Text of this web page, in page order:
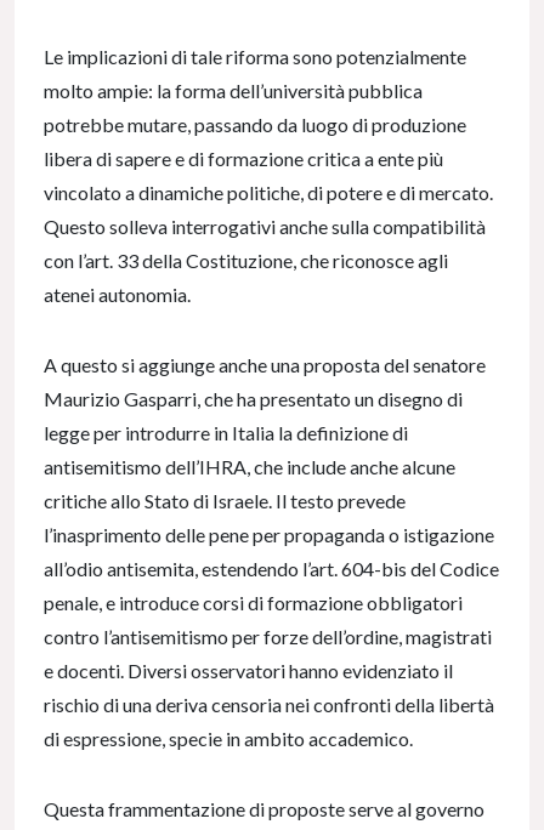
Le implicazioni di tale riforma sono potenzialmente
molto ampie: la forma dell’università pubblica
potrebbe mutare, passando da luogo di produzione
libera di sapere e di formazione critica a ente più
vincolato a dinamiche politiche, di potere e di mercato.
Questo solleva interrogativi anche sulla compatibilità
con l’art. 33 della Costituzione, che riconosce agli
atenei autonomia.
A questo si aggiunge anche una proposta del senatore
Maurizio Gasparri, che ha presentato un disegno di
legge per introdurre in Italia la definizione di
antisemitismo dell’IHRA, che include anche alcune
critiche allo Stato di Israele. Il testo prevede
l’inasprimento delle pene per propaganda o istigazione
all’odio antisemita, estendendo l’art. 604-bis del Codice
penale, e introduce corsi di formazione obbligatori
contro l’antisemitismo per forze dell’ordine, magistrati
e docenti. Diversi osservatori hanno evidenziato il
rischio di una deriva censoria nei confronti della libertà
di espressione, specie in ambito accademico.
Questa frammentazione di proposte serve al governo